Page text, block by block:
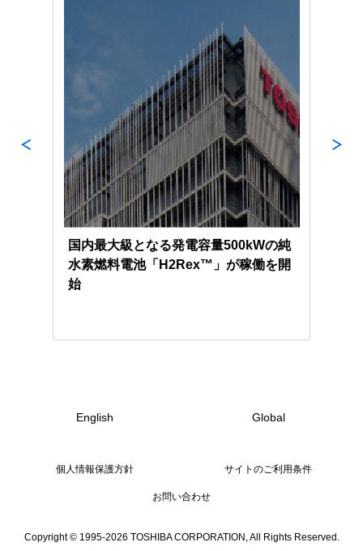
国内最大級となる発電容量500kWの純
水素燃料電池「H2Rex™」が稼働を開
始
English Global
個人情報保護方針 サイトのご利用条件
お問い合わせ
Copyright © 1995-2026 TOSHIBA CORPORATION, All Rights Reserved.